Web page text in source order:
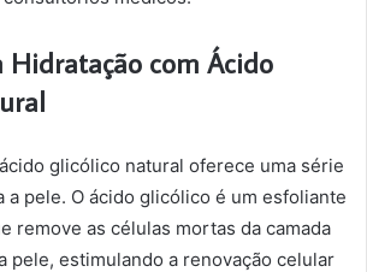
Hidratação com Ácido
glicólico natural oferece uma série
a pele. O ácido glicólico é um esfoliante
remove as células mortas da camada
pele, estimulando a renovação celular